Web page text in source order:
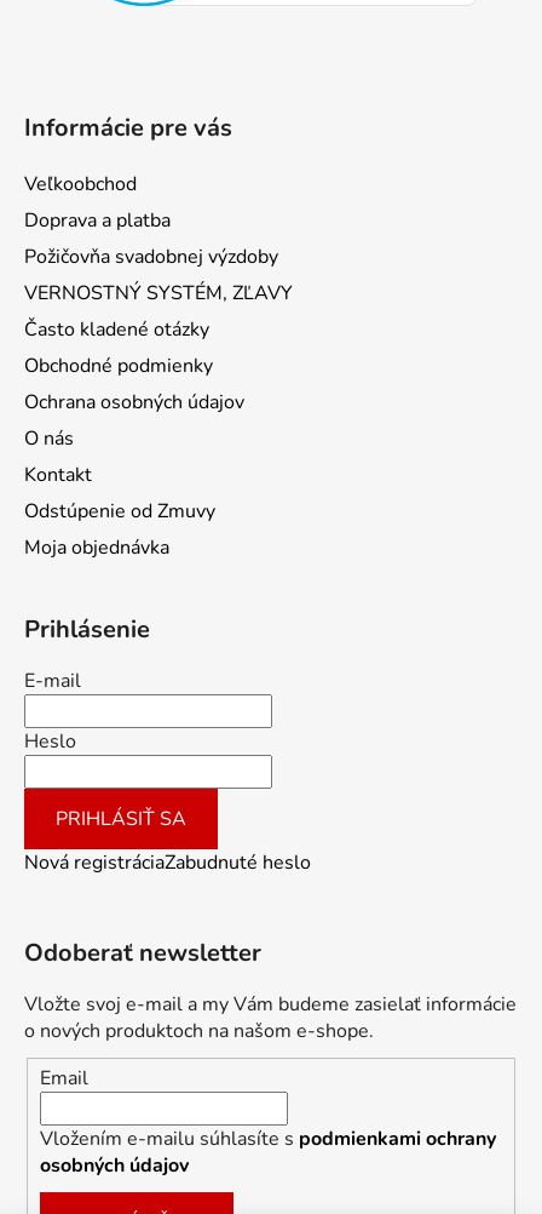
Informácie pre vás
Veľkoobchod
Doprava a platba
Požičovňa svadobnej výzdoby
VERNOSTNÝ SYSTÉM, ZĽAVY
Často kladené otázky
Obchodné podmienky
Ochrana osobných údajov
O nás
Kontakt
Odstúpenie od Zmuvy
Moja objednávka
Prihlásenie
E-mail
Heslo
PRIHLÁSIŤ SA
Nová registráciaZabudnuté heslo
Odoberať newsletter
Vložte svoj e-mail a my Vám budeme zasielať informácie
o nových produktoch na našom e-shope.
Email
Vložením e-mailu súhlasíte s podmienkami ochrany
osobných údajov